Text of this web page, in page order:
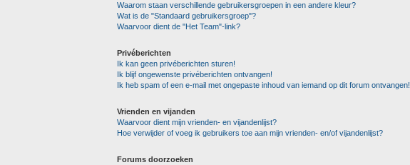
Waarom staan verschillende gebruikersgroepen in een andere kleur?
Wat is de "Standaard gebruikersgroep"?
Waarvoor dient de "Het Team"-link?
Privéberichten
Ik kan geen privéberichten sturen!
Ik blijf ongewenste privéberichten ontvangen!
Ik heb spam of een e-mail met ongepaste inhoud van iemand op dit forum ontvangen!
Vrienden en vijanden
Waarvoor dient mijn vrienden- en vijandenlijst?
Hoe verwijder of voeg ik gebruikers toe aan mijn vrienden- en/of vijandenlijst?
Forums doorzoeken